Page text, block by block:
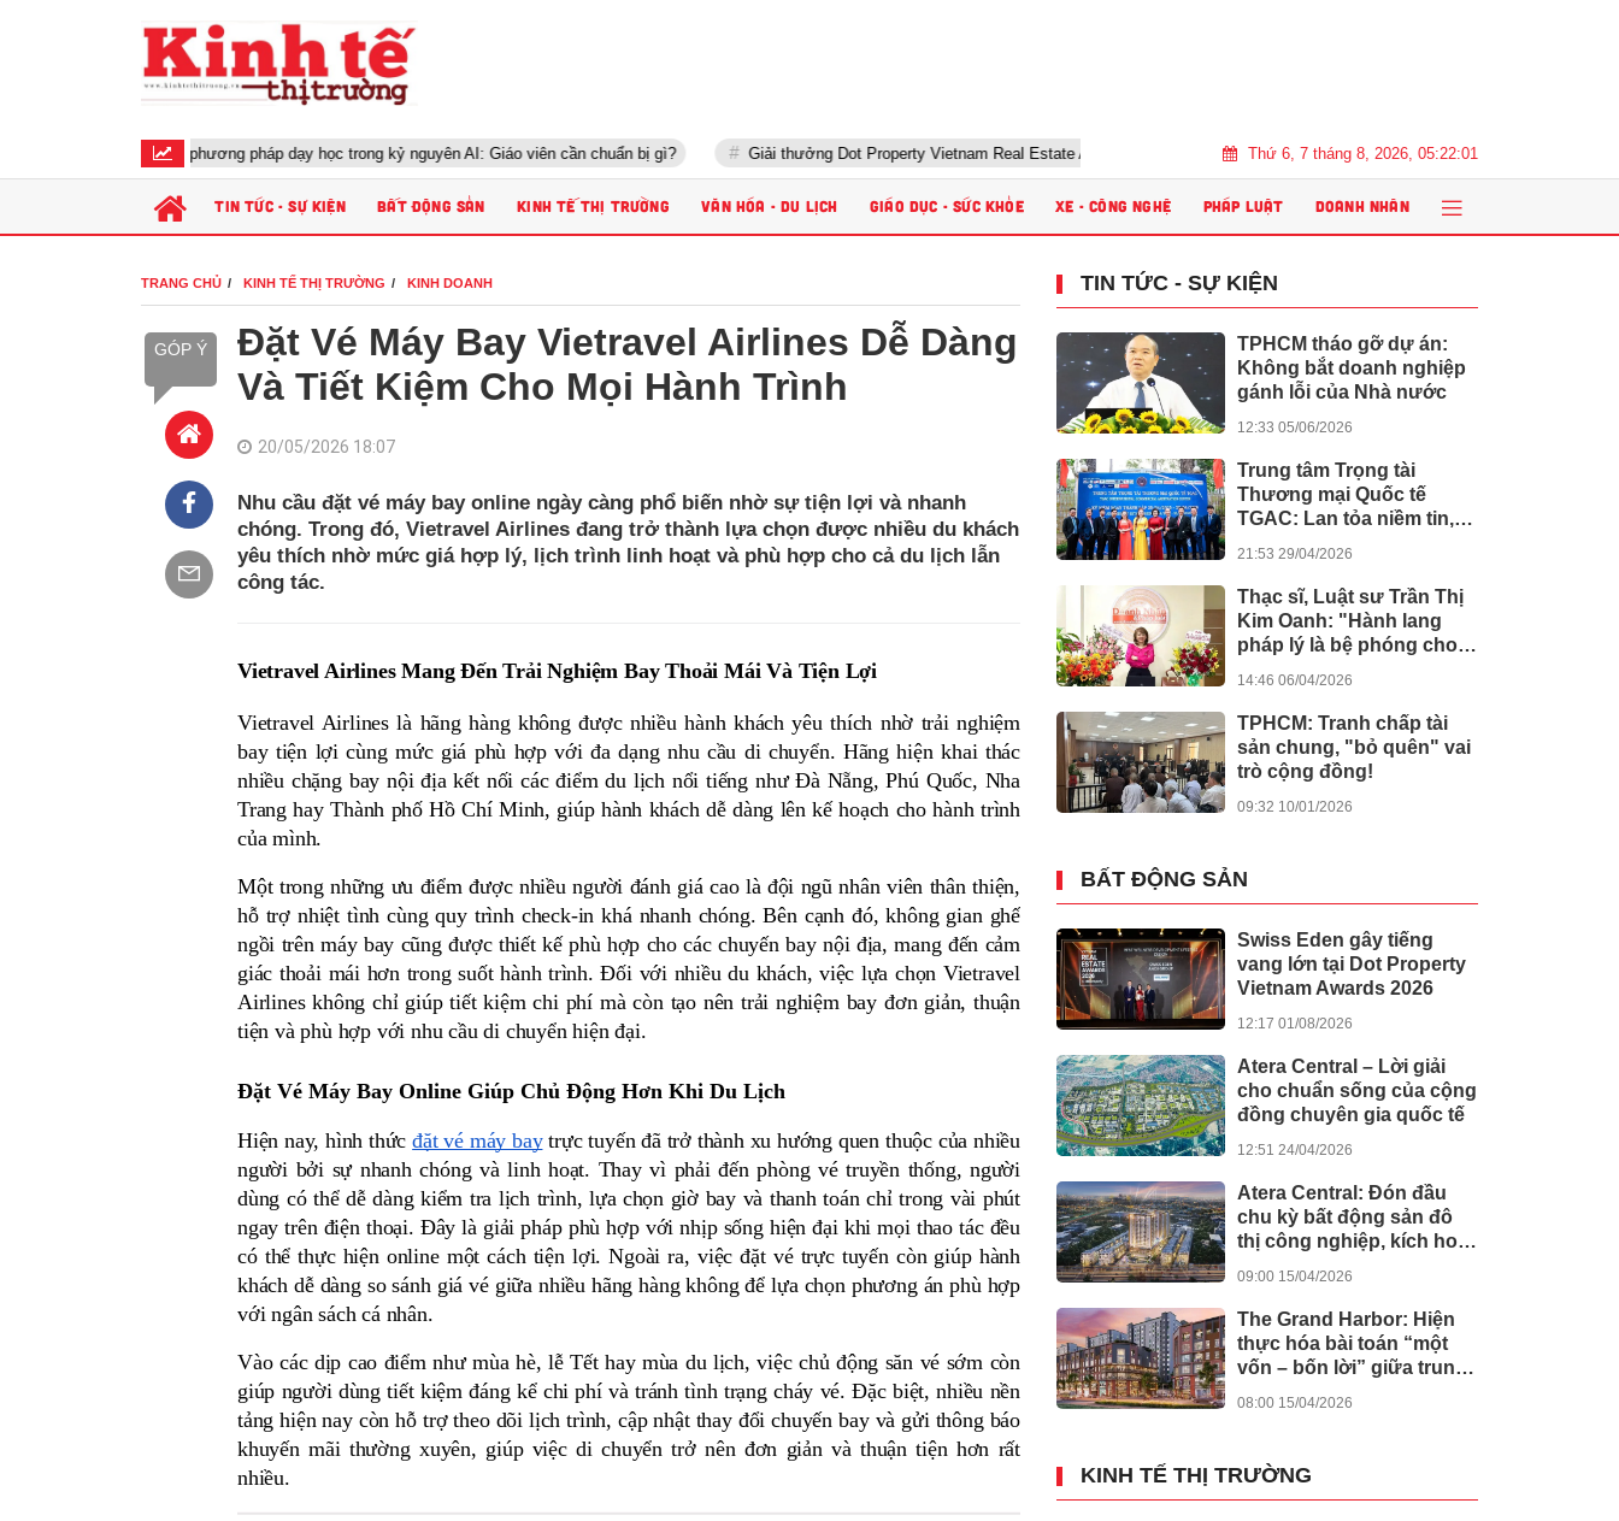
Đổi mới phương pháp dạy học trong kỷ nguyên AI: Giáo viên cần chuẩn bị gì? Giải thưởng Dot Property Vietnam Real Estate Awards 2026 tôn vinh bền vững, thúc đẩy tăng trưởng chu kỳ mới bất động sản Việt
Thứ 6, 7 tháng 8, 2026, 05:22:03
TIN TỨC - SỰ KIỆN BẤT ĐỘNG SẢN KINH TẾ THỊ TRƯỜNG VĂN HÓA - DU LỊCH GIÁO DỤC - SỨC KHỎE XE - CÔNG NGHỆ PHÁP LUẬT DOANH NHÂN
TRANG CHỦ KINH TẾ THỊ TRƯỜNG KINH DOANH
GÓP Ý
Đặt Vé Máy Bay Vietravel Airlines Dễ Dàng
Và Tiết Kiệm Cho Mọi Hành Trình
20/05/2026 18:07
Nhu cầu đặt vé máy bay online ngày càng phổ biến nhờ sự tiện lợi và nhanh
chóng. Trong đó, Vietravel Airlines đang trở thành lựa chọn được nhiều du khách
yêu thích nhờ mức giá hợp lý, lịch trình linh hoạt và phù hợp cho cả du lịch lẫn
công tác.
Vietravel Airlines Mang Đến Trải Nghiệm Bay Thoải Mái Và Tiện Lợi
Vietravel Airlines là hãng hàng không được nhiều hành khách yêu thích nhờ trải nghiệm
bay tiện lợi cùng mức giá phù hợp với đa dạng nhu cầu di chuyển. Hãng hiện khai thác
nhiều chặng bay nội địa kết nối các điểm du lịch nổi tiếng như Đà Nẵng, Phú Quốc, Nha
Trang hay Thành phố Hồ Chí Minh, giúp hành khách dễ dàng lên kế hoạch cho hành trình
của mình.
Một trong những ưu điểm được nhiều người đánh giá cao là đội ngũ nhân viên thân thiện,
hỗ trợ nhiệt tình cùng quy trình check-in khá nhanh chóng. Bên cạnh đó, không gian ghế
ngồi trên máy bay cũng được thiết kế phù hợp cho các chuyến bay nội địa, mang đến cảm
giác thoải mái hơn trong suốt hành trình. Đối với nhiều du khách, việc lựa chọn Vietravel
Airlines không chỉ giúp tiết kiệm chi phí mà còn tạo nên trải nghiệm bay đơn giản, thuận
tiện và phù hợp với nhu cầu di chuyển hiện đại.
Đặt Vé Máy Bay Online Giúp Chủ Động Hơn Khi Du Lịch
Hiện nay, hình thức đặt vé máy bay trực tuyến đã trở thành xu hướng quen thuộc của nhiều
người bởi sự nhanh chóng và linh hoạt. Thay vì phải đến phòng vé truyền thống, người
dùng có thể dễ dàng kiểm tra lịch trình, lựa chọn giờ bay và thanh toán chỉ trong vài phút
ngay trên điện thoại. Đây là giải pháp phù hợp với nhịp sống hiện đại khi mọi thao tác đều
có thể thực hiện online một cách tiện lợi. Ngoài ra, việc đặt vé trực tuyến còn giúp hành
khách dễ dàng so sánh giá vé giữa nhiều hãng hàng không để lựa chọn phương án phù hợp
với ngân sách cá nhân.
Vào các dịp cao điểm như mùa hè, lễ Tết hay mùa du lịch, việc chủ động săn vé sớm còn
giúp người dùng tiết kiệm đáng kể chi phí và tránh tình trạng cháy vé. Đặc biệt, nhiều nền
tảng hiện nay còn hỗ trợ theo dõi lịch trình, cập nhật thay đổi chuyến bay và gửi thông báo
khuyến mãi thường xuyên, giúp việc di chuyển trở nên đơn giản và thuận tiện hơn rất
nhiều.
TIN TỨC - SỰ KIỆN
TPHCM tháo gỡ dự án:
Không bắt doanh nghiệp
gánh lỗi của Nhà nước
12:33 05/06/2026
Trung tâm Trọng tài
Thương mại Quốc tế
TGAC: Lan tỏa niềm tin,
21:53 29/04/2026
Thạc sĩ, Luật sư Trần Thị
Kim Oanh: "Hành lang
pháp lý là bệ phóng cho
14:46 06/04/2026
TPHCM: Tranh chấp tài
sản chung, "bỏ quên" vai
trò cộng đồng!
09:32 10/01/2026
BẤT ĐỘNG SẢN
Swiss Eden gây tiếng
vang lớn tại Dot Property
Vietnam Awards 2026
12:17 01/08/2026
Atera Central – Lời giải
cho chuẩn sống của cộng
đồng chuyên gia quốc tế
12:51 24/04/2026
Atera Central: Đón đầu
chu kỳ bất động sản đô
thị công nghiệp, kích hoạt
09:00 15/04/2026
The Grand Harbor: Hiện
thực hóa bài toán “một
vốn – bốn lời” giữa trung
08:00 15/04/2026
KINH TẾ THỊ TRƯỜNG